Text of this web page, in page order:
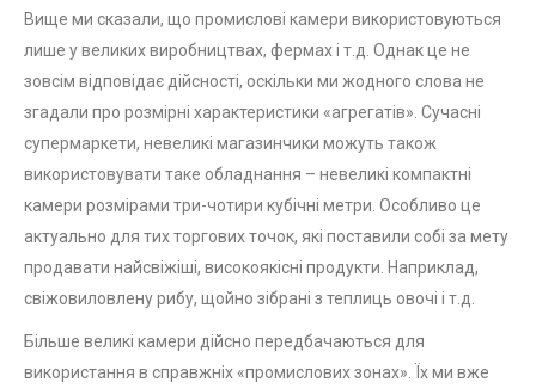
Вище ми сказали, що промислові камери використовуються
лише у великих виробництвах, фермах і т.д. Однак це не
зовсім відповідає дійсності, оскільки ми жодного слова не
згадали про розмірні характеристики «агрегатів». Сучасні
супермаркети, невеликі магазинчики можуть також
використовувати таке обладнання – невеликі компактні
камери розмірами три-чотири кубічні метри. Особливо це
актуально для тих торгових точок, які поставили собі за мету
продавати найсвіжіші, високоякісні продукти. Наприклад,
свіжовиловлену рибу, щойно зібрані з теплиць овочі і т.д.
Більше великі камери дійсно передбачаються для
використання в справжніх «промислових зонах». Їх ми вже